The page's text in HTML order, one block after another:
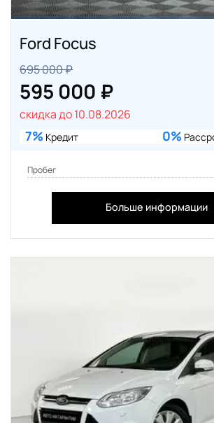
Ford Focus
695 000 ₽
595 000 ₽
скидка до 10.08.2026
7% Кредит 0%
Пробег
Больше информации